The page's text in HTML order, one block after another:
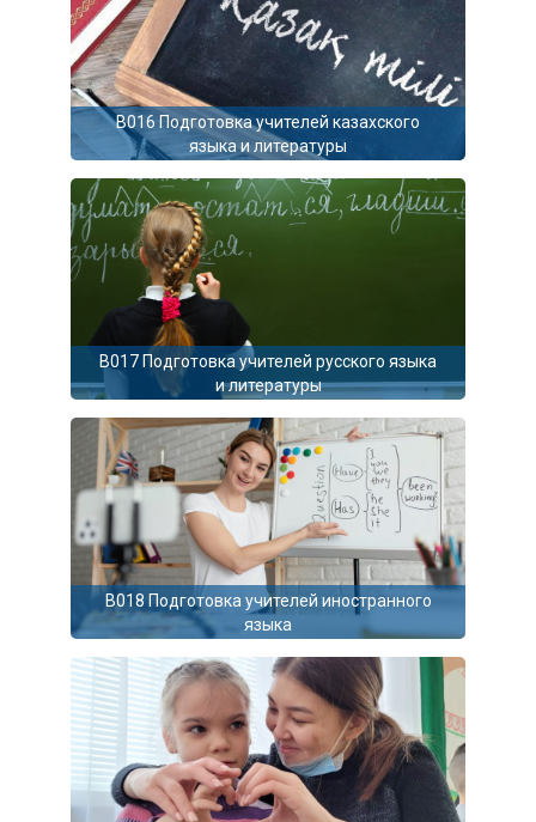
B016 Подготовка учителей казахского
языка и литературы
B017 Подготовка учителей русского языка
и литературы
B018 Подготовка учителей иностранного
языка